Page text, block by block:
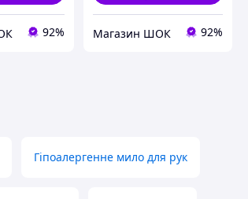
92% Магазин ШОК 92%
Гіпоалергенне мило для рук